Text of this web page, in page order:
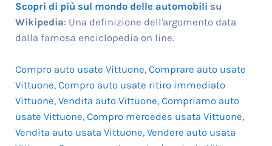
Scopri di più sul mondo delle automobili su
Wikipedia: Una definizione dell'argomento data
dalla famosa enciclopedia on line.
Compro auto usate Vittuone, Comprare auto usate
Vittuone, Compro auto usate ritiro immediato
Vittuone, Vendita auto Vittuone, Compriamo auto
usate Vittuone, Compro mercedes usata Vittuone,
Vendita auto usata Vittuone, Vendere auto usata